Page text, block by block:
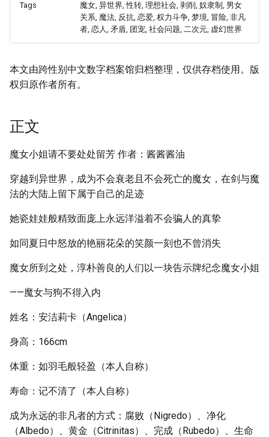
Tags
魔女, 异世界, 性转, 理想社会, 剥削, 奴隶制, 男女
关系, 魔法, 反抗, 恋爱, 权力斗争, 梦境, 冒险, 非凡
者, 恋人, 矛盾, 团宠, 社会问题, 二次元, 虚幻世界
本文由跨性别中文数字档案馆归档整理，仅供存档使用。版
权归原作者所有。
正文
魔女小姐请不要处处留芳 作者：酱酱酱油
穿越到异世界，成为不会衰老且不会死亡的魔女，在剑与魔
法的大陆上留下属于自己的足迹
她瓷娃娃般精致面庞上永远洋溢着不会骗人的真挚
如同夏日中怒放的艳丽花朵的笑颜一刻也不曾消失
魔女所到之处，淳朴善良的人们以一块告示牌纪念魔女小姐
——魔女与狗不得入内
姓名：安洁莉卡（Angelica）
身高：166cm
体重：如羽毛般轻盈（本人自称）
寿命：记不清了（本人自称）
成为永远的非凡者的方式：腐败（Nigredo）、净化
（Albedo）、黄金（Citrinitas）、完成（Rubedo）、生命